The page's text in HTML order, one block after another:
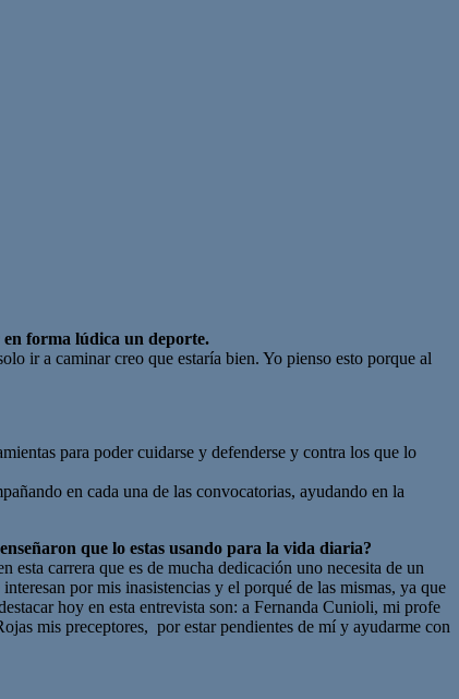
en forma lúdica un deporte.
ir a caminar creo que estaría bien. Yo pienso esto porque al
para poder cuidarse y defenderse y contra los que lo
en cada una de las convocatorias, ayudando en la
que lo estas usando para la vida diaria?
esta carrera que es de mucha dedicación uno necesita de un
por mis inasistencias y el porqué de las mismas, ya que
hoy en esta entrevista son: a Fernanda Cunioli, mi profe
mis preceptores, por estar pendientes de mí y ayudarme con